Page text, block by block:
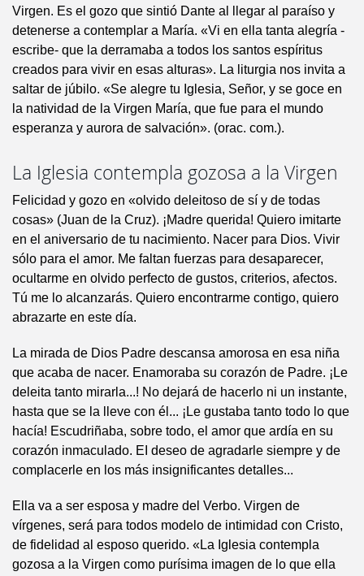
Virgen. Es el gozo que sintió Dante al llegar al paraíso y
detenerse a contemplar a María. «Vi en ella tanta alegría -
escribe- que la derramaba a todos los santos espíritus
creados para vivir en esas alturas». La liturgia nos invita a
saltar de júbilo. «Se alegre tu Iglesia, Señor, y se goce en
la natividad de la Virgen María, que fue para el mundo
esperanza y aurora de salvación». (orac. com.).
La Iglesia contempla gozosa a la Virgen
Felicidad y gozo en «olvido deleitoso de sí y de todas
cosas» (Juan de la Cruz). ¡Madre querida! Quiero imitarte
en el aniversario de tu nacimiento. Nacer para Dios. Vivir
sólo para el amor. Me faltan fuerzas para desaparecer,
ocultarme en olvido perfecto de gustos, criterios, afectos.
Tú me lo alcanzarás. Quiero encontrarme contigo, quiero
abrazarte en este día.
La mirada de Dios Padre descansa amorosa en esa niña
que acaba de nacer. Enamoraba su corazón de Padre. ¡Le
deleita tanto mirarla...! No dejará de hacerlo ni un instante,
hasta que se la lleve con él... ¡Le gustaba tanto todo lo que
hacía! Escudriñaba, sobre todo, el amor que ardía en su
corazón inmaculado. EI deseo de agradarle siempre y de
complacerle en los más insignificantes detalles...
Ella va a ser esposa y madre del Verbo. Virgen de
vírgenes, será para todos modelo de intimidad con Cristo,
de fidelidad al esposo querido. «La Iglesia contempla
gozosa a la Virgen como purísima imagen de lo que ella